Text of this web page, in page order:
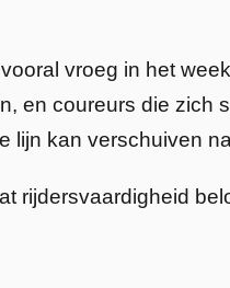
vroeg in het
en coureurs die zich
kan verschuiven
rijdersvaardigheid